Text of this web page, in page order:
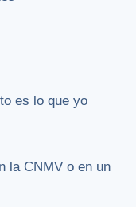
es lo que yo
la CNMV o en un